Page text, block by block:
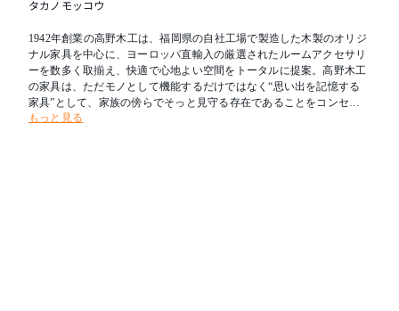
タカノモッコウ
1942年創業の高野木工は、福岡県の自社工場で製造した木製のオリジ
ナル家具を中心に、ヨーロッパ直輸入の厳選されたルームアクセサリ
ーを数多く取揃え、快適で心地よい空間をトータルに提案。高野木工
の家具は、ただモノとして機能するだけではなく“思い出を記憶する
家具”として、家族の傍らでそっと見守る存在であることをコンセプ
トにしています。
もっと見る